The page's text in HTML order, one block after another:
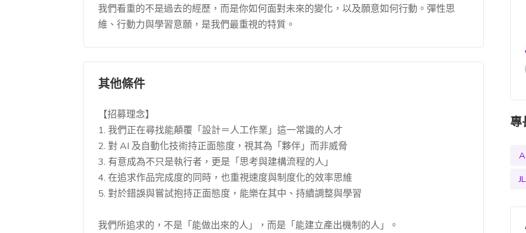
我們看重的不是過去的經歷，而是你如何面對未來的變化，以及願意如何行動。彈性思
維、行動力與學習意願，是我們最重視的特質。
其他條件
【招募理念】
1. 我們正在尋找能顛覆「設計＝人工作業」這一常識的人才
2. 對 AI 及自動化技術持正面態度，視其為「夥伴」而非威脅
3. 有意成為不只是執行者，更是「思考與建構流程的人」
4. 在追求作品完成度的同時，也重視速度與制度化的效率思維
5. 對於錯誤與嘗試抱持正面態度，能樂在其中、持續調整與學習
我們所追求的，不是「能做出來的人」，而是「能建立產出機制的人」。
專